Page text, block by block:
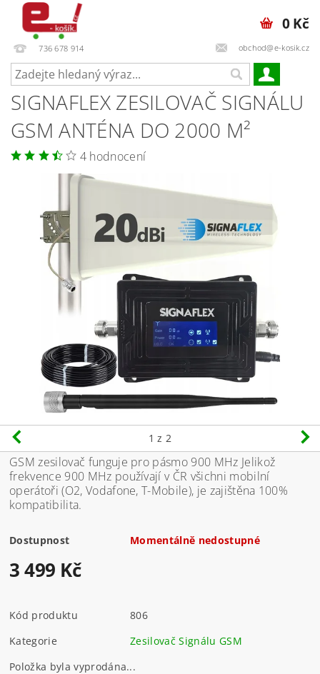
736 678 914 obchod@e-kosik.cz
0 Kč
SIGNAFLEX ZESILOVAČ SIGNÁLU
GSM ANTÉNA DO 2000 M²
4 hodnocení
1 z 2
GSM zesilovač funguje pro pásmo 900 MHz Jelikož
frekvence 900 MHz používají v ČR všichni mobilní
operátoři (O2, Vodafone, T-Mobile), je zajištěna 100%
kompatibilita.
Dostupnost Momentálně nedostupné
3 499 Kč
Kód produktu
806
Kategorie
Zesilovač Signálu GSM
Položka byla vyprodána...